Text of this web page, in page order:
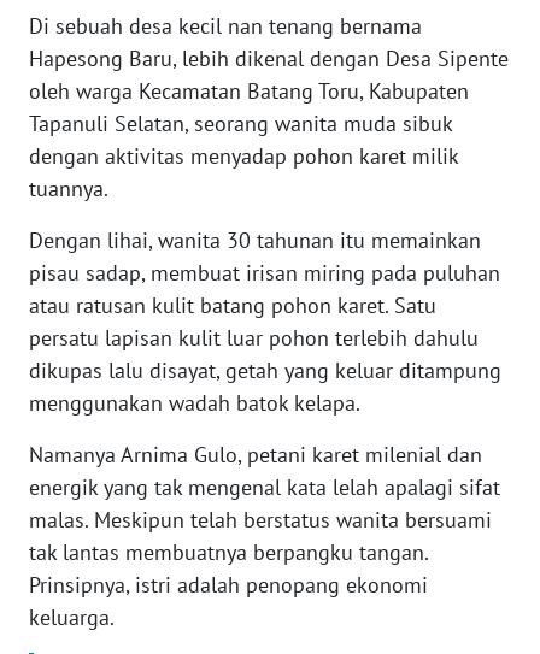
Di sebuah desa kecil nan tenang bernama
Hapesong Baru, lebih dikenal dengan Desa Sipente
oleh warga Kecamatan Batang Toru, Kabupaten
Tapanuli Selatan, seorang wanita muda sibuk
dengan aktivitas menyadap pohon karet milik
tuannya.
Dengan lihai, wanita 30 tahunan itu memainkan
pisau sadap, membuat irisan miring pada puluhan
atau ratusan kulit batang pohon karet. Satu
persatu lapisan kulit luar pohon terlebih dahulu
dikupas lalu disayat, getah yang keluar ditampung
menggunakan wadah batok kelapa.
Namanya Arnima Gulo, petani karet milenial dan
energik yang tak mengenal kata lelah apalagi sifat
malas. Meskipun telah berstatus wanita bersuami
tak lantas membuatnya berpangku tangan.
Prinsipnya, istri adalah penopang ekonomi
keluarga.
WN
KEPRI
PAPUA
PAPUA
BARAT
WN
RIAU
SERAMBI
WN
JAMBI
WN
SULTRA